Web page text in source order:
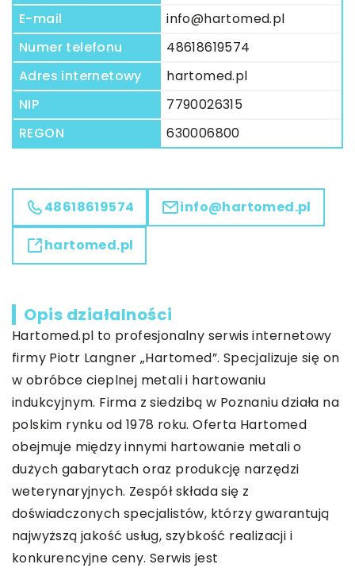
E-mail
info@hartomed.pl
Numer telefonu
48618619574
Adres internetowy
hartomed.pl
NIP
7790026315
REGON
630006800
48618619574 info@hartomed.pl
hartomed.pl
Opis działalności
Hartomed.pl to profesjonalny serwis internetowy
firmy Piotr Langner „Hartomed”. Specjalizuje się on
w obróbce cieplnej metali i hartowaniu
indukcyjnym. Firma z siedzibą w Poznaniu działa na
polskim rynku od 1978 roku. Oferta Hartomed
obejmuje między innymi hartowanie metali o
dużych gabarytach oraz produkcję narzędzi
weterynaryjnych. Zespół składa się z
doświadczonych specjalistów, którzy gwarantują
najwyższą jakość usług, szybkość realizacji i
konkurencyjne ceny. Serwis jest